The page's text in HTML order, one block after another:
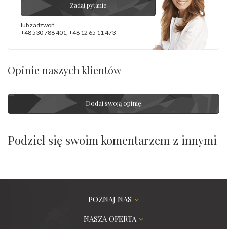
Zadaj pytanie
lub zadzwoń
+48 530 788 401 +48 12 65 11 473
Opinie naszych klientów
Dodaj swoją opinię
Podziel się swoim komentarzem z innymi
POZNAJ NAS
NASZA OFERTA